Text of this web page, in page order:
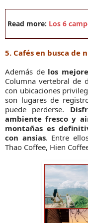
Read more: Los 6
5. Cafés en busca de
Además de los
Columna vertebral de
con ubicaciones
son lugares de
puede perderse.
ambiente fresco y
montañas es
con ansias. Entre
Thao Coffee, Hien